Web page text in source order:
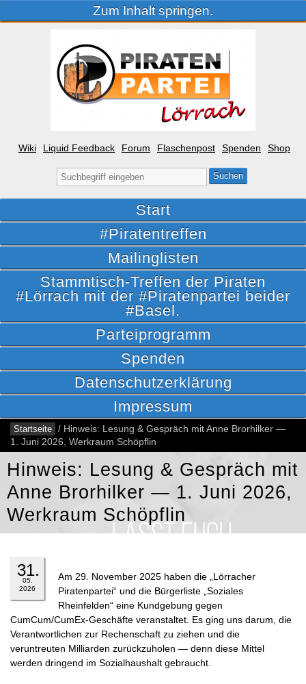
Zum Inhalt springen.
Wiki Liquid Feedback Forum Flaschenpost Spenden Shop
Suche
nach:
Start
#Piratentreffen
Mailinglisten
Stammtisch-Treffen der Piraten
#Lörrach mit der #Piratenpartei beider
#Basel.
Parteiprogramm
Spenden
Datenschutzerklärung
Impressum
Startseite / Hinweis: Lesung & Gespräch mit Anne Brorhilker —
1. Juni 2026, Werkraum Schöpflin
Hinweis: Lesung & Gespräch mit
Anne Brorhilker — 1. Juni 2026,
Werkraum Schöpflin
31.
05.
2026
Am 29. November 2025 haben die „Lörracher
Piratenpartei“ und die Bürgerliste „Soziales
Rheinfelden“ eine Kundgebung gegen
CumCum/CumEx‑Geschäfte veranstaltet. Es ging uns darum, die
Verantwortlichen zur Rechenschaft zu ziehen und die
veruntreuten Milliarden zurückzuholen — denn diese Mittel
werden dringend im Sozialhaushalt gebraucht.